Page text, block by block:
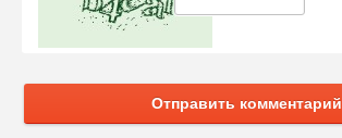
Отправить комментарий